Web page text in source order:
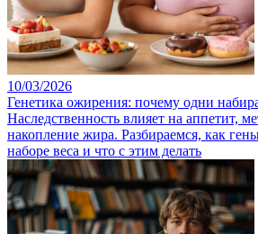
10/03/2026
Генетика ожирения: почему одни
Наследственность влияет на аппетит,
накопление жира. Разбираемся, как
наборе веса и что с этим делать